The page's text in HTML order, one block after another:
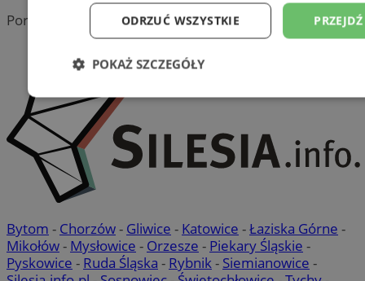
Portal należy do sieci
Bytom - Chorzów- Gliwice - Katowice -Łaziska Górne -
Mikołów- Mysłowice - Orzesze - Piekary Śląskie -
Pyskowice - Ruda Śląska - Rybnik- Siemianowice -
ODRZUĆ WSZYSTKIE
POKAŻ SZCZEGÓŁY
Niezbędne Wydajność Targetowanie
Niesklasyfikowane
Niezbędne Wydajność Targetowanie